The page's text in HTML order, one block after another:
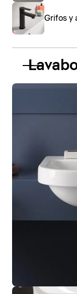
Grifos y